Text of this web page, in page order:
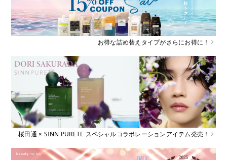
お得な詰め替えタイプがさらにお得に！
桜田通 × SINN PURETE スペシャルコラボレーションアイテム発売！